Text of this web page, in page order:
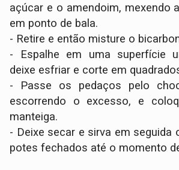
açúcar e o amendoim, mexendo
em ponto de bala.
- Retire e então misture o
- Espalhe em uma superfície
deixe esfriar e corte em
- Passe os pedaços pelo
escorrendo o excesso, e
manteiga.
- Deixe secar e sirva em seguida
potes fechados até o momento